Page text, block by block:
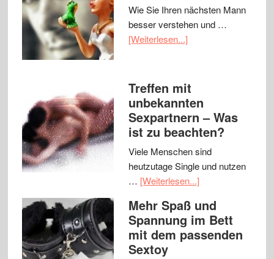
Wie Sie Ihren nächsten Mann
besser verstehen und …
[Weiterlesen...]
Treffen mit
unbekannten
Sexpartnern – Was
ist zu beachten?
Viele Menschen sind
heutzutage Single und nutzen
… [Weiterlesen...]
Mehr Spaß und
Spannung im Bett
mit dem passenden
Sextoy